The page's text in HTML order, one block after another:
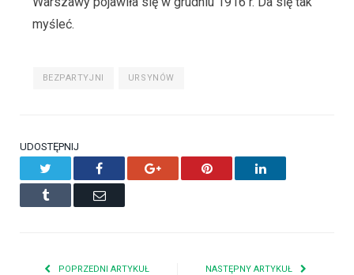
myśleć.
BEZPARTYJNI URSYNÓW
UDOSTĘPNIJ
Facebook Google+ Pinterest LinkedIn
Tumblr Email
POPRZEDNI ARTYKUŁ NASTĘPNY ARTYKUŁ